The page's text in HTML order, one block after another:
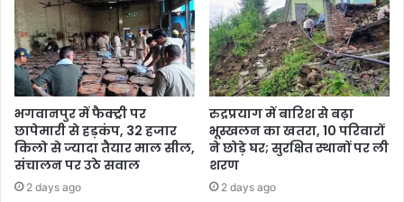
भगवानपुर में फैक्ट्री पर
छापेमारी से हड़कंप, 32 हजार
किलो से ज्यादा तैयार माल सील,
संचालन पर उठे सवाल
2 days ago
रुद्रप्रयाग में बारिश से बढ़ा
भूस्खलन का खतरा, 10 परिवारों
ने छोड़े घर; सुरक्षित स्थानों पर ली
शरण
2 days ago